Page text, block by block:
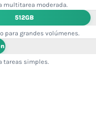
multitarea moderada.
512GB
para grandes volúmenes.
tareas simples.